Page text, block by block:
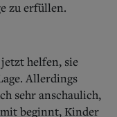
zu erfüllen.
helfen, sie
Allerdings
sehr anschaulich,
beginnt, Kinder